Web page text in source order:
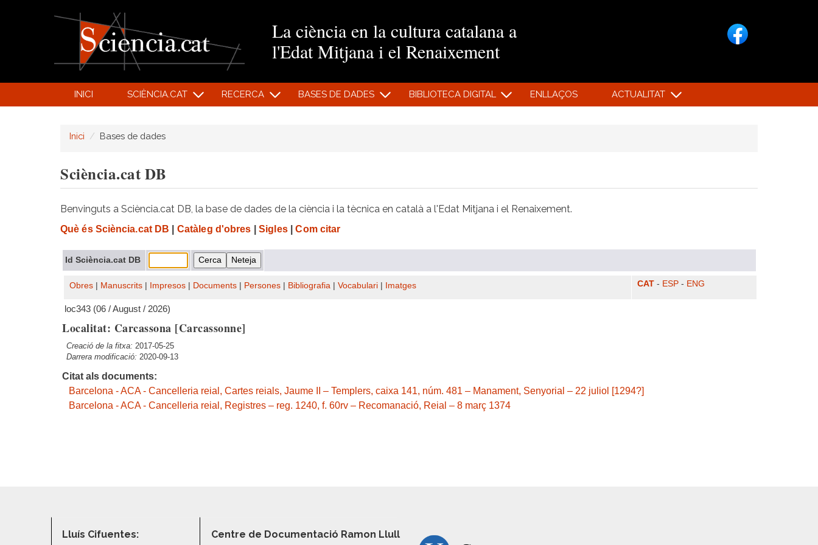
La ciència en la cultura catalana a
l'Edat Mitjana i el Renaixement
INICI SCIÈNCIA.CAT RECERCA BASES DE DADES BIBLIOTECA DIGITAL ENLLAÇOS ACTUALITAT
Inici Bases de dades
Sciència.cat DB
Benvinguts a Sciència.cat DB, la base de dades de la ciència i la tècnica en català a l'Edat Mitjana i el Renaixement.
Què és Sciència.cat DB Catàleg d'obres Sigles| Com citar
Id Sciència.cat DB
Obres Manuscrits Impresos Documents Persones Bibliografia Vocabulari Imatges CAT - ESP - ENG
loc343 (06 / August / 2026)
Localitat: Carcassona [Carcassonne]
Creació de la fitxa: 2017-05-25
Darrera modificació: 2020-09-13
Citat als documents:
Barcelona - ACA - Cancelleria reial, Cartes reials, Jaume II – Templers, caixa 141, núm. 481 – Manament, Senyorial – 22 juliol [1294?]
Barcelona - ACA - Cancelleria reial, Registres – reg. 1240, f. 60rv – Recomanació, Reial – 8 març 1374
Lluís Cifuentes:
Centre de Documentació Ramon Llull